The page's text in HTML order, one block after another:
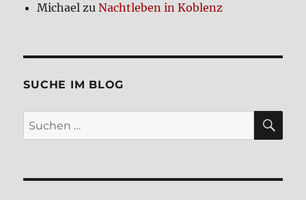
Michael zuNacht­le­ben in Koblenz
SUCHE IM BLOG
Suchen
nach: